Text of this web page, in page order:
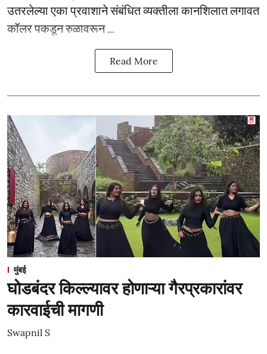
उतरलेल्या एका प्रवाशाने संबंधित व्यक्तीला कानशिलात लगावत
कॉलर पकडून रुळावरून ...
Read More
मुंबई
घोडबंदर किल्ल्यावर होणाऱ्या गैरप्रकारांवर
कारवाईची मागणी
Swapnil S